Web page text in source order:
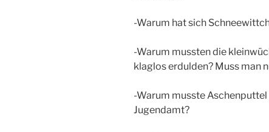
-Warum hat sich
-Warum mussten die
klaglos erdulden? Muss man
-Warum musste
Jugendamt?